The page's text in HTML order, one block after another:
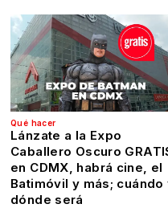
Qué hacer
Lánzate a la Expo
Caballero Oscuro
en CDMX, habrá cine, el
Batimóvil y más; cuándo
dónde será